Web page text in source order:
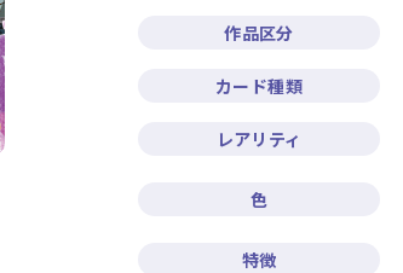
作品区分
カード種類
レアリティ
色
特徴